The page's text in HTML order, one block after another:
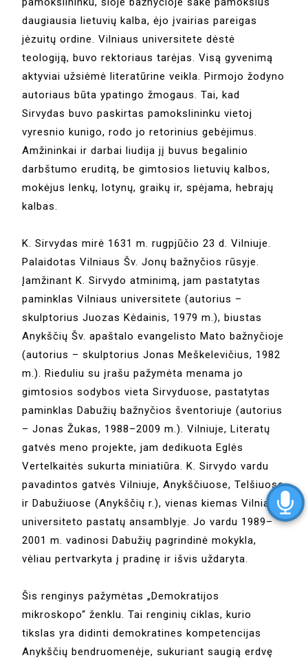
daugiausia lietuvių kalba, ėjo įvairias pareigas
jėzuitų ordine. Vilniaus universitete dėstė
teologiją, buvo rektoriaus tarėjas. Visą gyvenimą
aktyviai užsiėmė literatūrine veikla. Pirmojo žodyno
autoriaus būta ypatingo žmogaus. Tai, kad
Sirvydas buvo paskirtas pamokslininku vietoj
vyresnio kunigo, rodo jo retorinius gebėjimus.
Amžininkai ir darbai liudija jį buvus begalinio
darbštumo eruditą, be gimtosios lietuvių kalbos,
mokėjus lenkų, lotynų, graikų ir, spėjama, hebrajų
kalbas.
K. Sirvydas mirė 1631 m. rugpjūčio 23 d. Vilniuje.
Palaidotas Vilniaus Šv. Jonų bažnyčios rūsyje.
Įamžinant K. Sirvydo atminimą, jam pastatytas
paminklas Vilniaus universitete (autorius –
skulptorius Juozas Kėdainis, 1979 m.), biustas
Anykščių Šv. apaštalo evangelisto Mato bažnyčioje
(autorius – skulptorius Jonas Meškelevičius, 1982
m.). Rieduliu su įrašu pažymėta menama jo
gimtosios sodybos vieta Sirvyduose, pastatytas
paminklas Dabužių bažnyčios šventoriuje (autorius
– Jonas Žukas, 1988–2009 m.). Vilniuje, Literatų
gatvės meno projekte, jam dedikuota Eglės
Vertelkaitės sukurta miniatiūra. K. Sirvydo vardu
pavadintos gatvės Vilniuje, Anykščiuose, Telšiuose
ir Dabužiuose (Anykščių r.), vienas kiemas Vilniaus
universiteto pastatų ansamblyje. Jo vardu 1989–
2001 m. vadinosi Dabužių pagrindinė mokykla,
vėliau pertvarkyta į pradinę ir išvis uždaryta.
Šis renginys pažymėtas „Demokratijos
mikroskopo“ ženklu. Tai renginių ciklas, kurio
tikslas yra didinti demokratines kompetencijas
Anykščių bendruomenėje, sukuriant saugią erdvę